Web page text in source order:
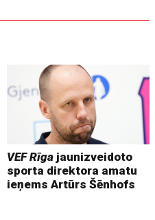
VEF Rīga jaunizveidoto
sporta direktora amatu
ieņems Artūrs Šēnhofs